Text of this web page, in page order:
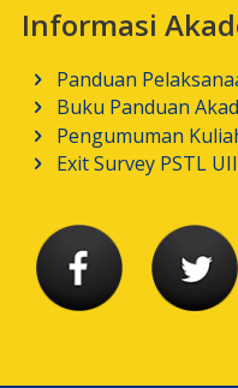
Informasi
Panduan
Buku Panduan
Pengumuman
Exit Survey PSTL UII